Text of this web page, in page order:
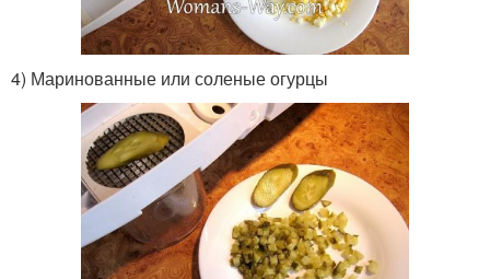
4) Маринованные или соленые огурцы